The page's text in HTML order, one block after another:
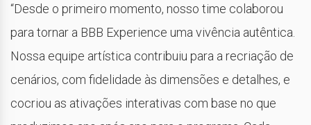
“Desde o primeiro momento, nosso time colaborou
para tornar a BBB Experience uma vivência autêntica.
Nossa equipe artística contribuiu para a recriação de
cenários, com fidelidade às dimensões e detalhes, e
cocriou as ativações interativas com base no que